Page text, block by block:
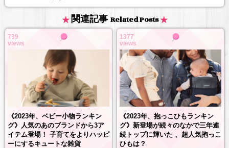
関連記事 Related Posts
739
views
《2023年、ベビー小物ランキン
グ》人気のあのブランドから3ア
イテム登場！ 子育てをよりハッピ
ーにするキュートな雑貨
1377
views
《2023年、抱っこひもランキン
グ》新登場が続々のなかで三年連
続トップに輝いた 、超人気抱っこ
ひもは？